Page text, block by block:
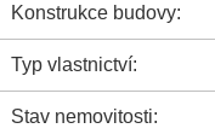
Konstrukce budovy:
Typ vlastnictví:
Stav nemovitosti: